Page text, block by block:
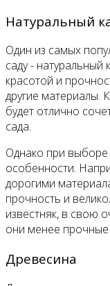
Натуральный
Один из самых
саду -
красотой и
другие материалы.
будет отлично
сада.
Однако при выборе
особенности.
дорогими
прочность и
известняк, в свою
они менее прочные
Древесина